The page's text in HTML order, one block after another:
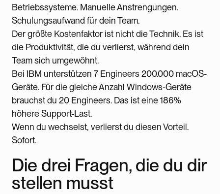
Betriebssysteme. Manuelle Anstrengungen.
Schulungsaufwand für dein Team.
Der größte Kostenfaktor ist nicht die Technik. Es ist
die Produktivität, die du verlierst, während dein
Team sich umgewöhnt.
Bei IBM unterstützen 7 Engineers 200.000 macOS-
Geräte. Für die gleiche Anzahl Windows-Geräte
brauchst du 20 Engineers. Das ist eine 186%
höhere Support-Last.
Wenn du wechselst, verlierst du diesen Vorteil.
Sofort.
Die drei Fragen, die du dir
stellen musst